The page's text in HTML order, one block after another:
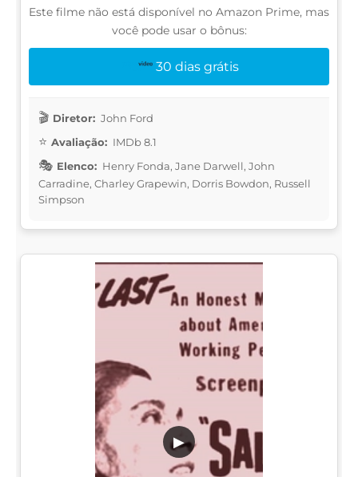
Este filme não está disponível no Amazon Prime, mas
você pode usar o bônus:
30 dias grátis
Diretor: John Ford
Avaliação: IMDb 8.1
Elenco: Henry Fonda, Jane Darwell, John
Carradine, Charley Grapewin, Dorris Bowdon, Russell
Simpson
▶